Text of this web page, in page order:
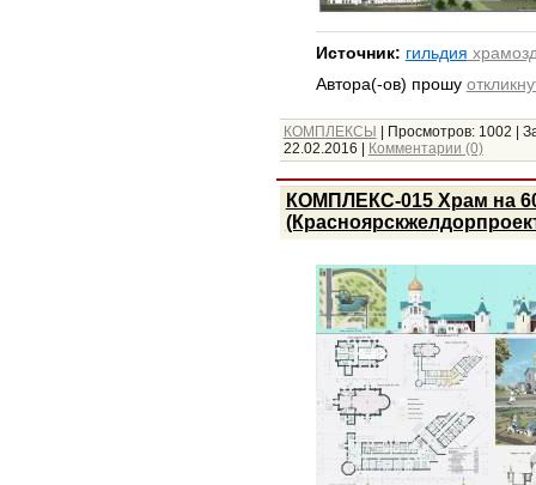
Источник: гильдия
Автора(-ов) прошу
КОМПЛЕКСЫ | Просмотров: 1002 |
22.02.2016 | Комментарии (0)
КОМПЛЕКС-015 Храм на